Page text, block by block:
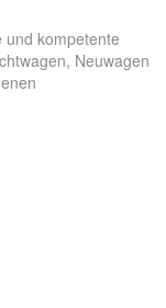
und kompetente
Neuwagen